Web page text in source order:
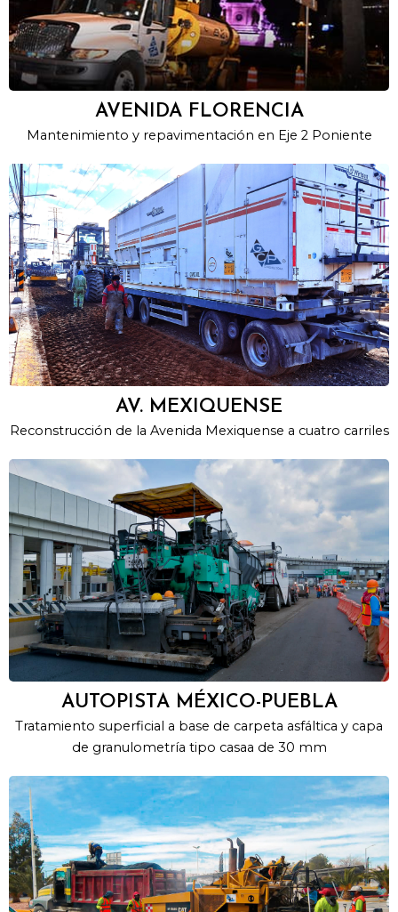
AVENIDA FLORENCIA
Mantenimiento y repavimentación en Eje 2 Poniente
AV. MEXIQUENSE
Reconstrucción de la Avenida Mexiquense a cuatro carriles
AUTOPISTA MÉXICO-PUEBLA
Tratamiento superficial a base de carpeta asfáltica y capa
de granulometría tipo casaa de 30 mm